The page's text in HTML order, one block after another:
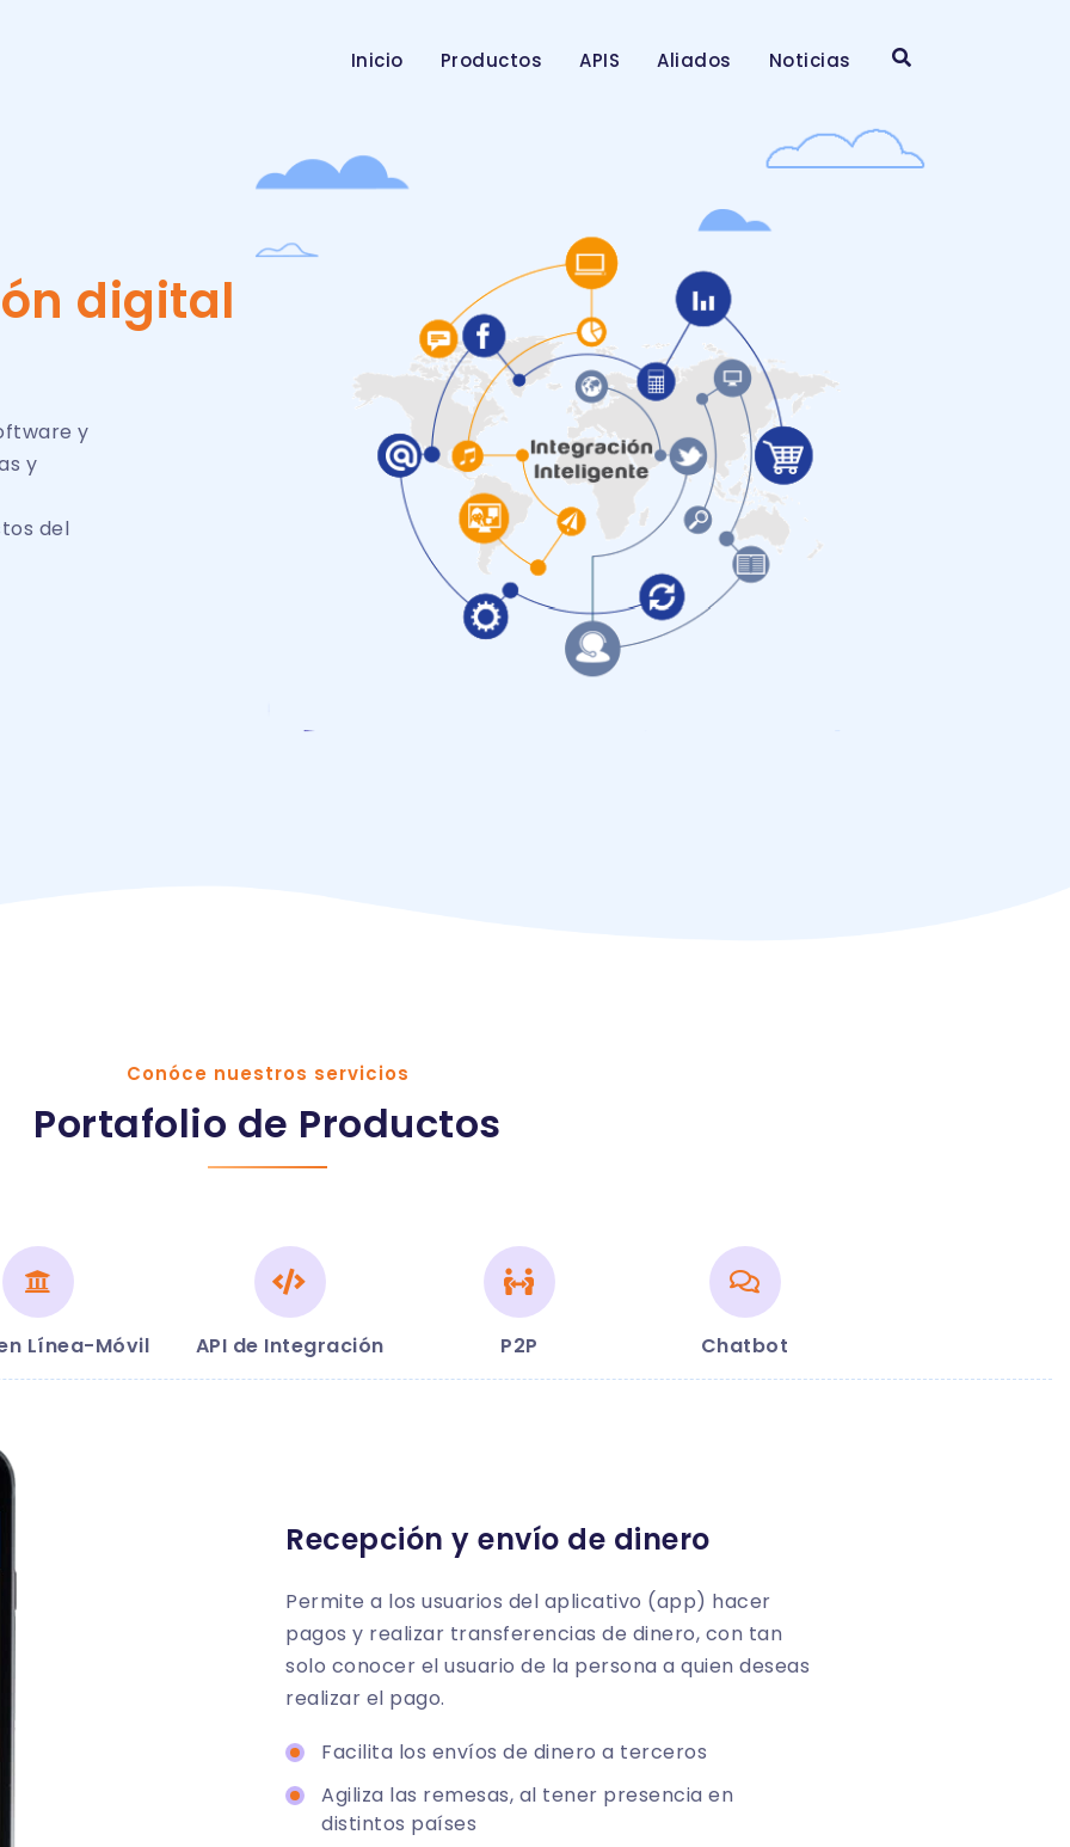
Inicio Productos APIS Aliados Noticias
digital
y
y
del
Conóce nuestros servicios
Portafolio de Productos
Línea-Móvil API de Integración P2P Chatbot
Recepción y envío de dinero
Permite a los usuarios del aplicativo (app) hacer
pagos y realizar transferencias de dinero, con tan
solo conocer el usuario de la persona a quien deseas
realizar el pago.
Facilita los envíos de dinero a terceros
Agiliza las remesas, al tener presencia en
distintos países